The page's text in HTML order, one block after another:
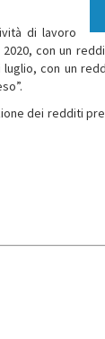
di lavoro
con un
con un
dei redditi